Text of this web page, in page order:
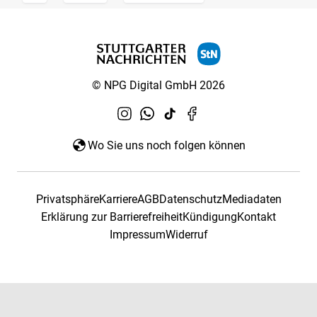
© NPG Digital GmbH 2026
Wo Sie uns noch folgen können
PrivatsphäreKarriereAGBDatenschutzMediadaten
Erklärung zur BarrierefreiheitKündigungKontakt
ImpressumWiderruf